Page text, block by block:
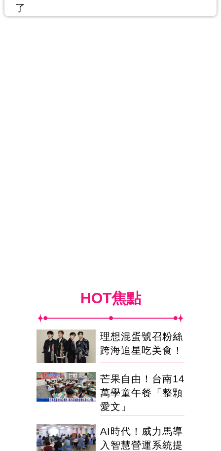
了
HOT焦點
理想混蛋號召粉絲
跨海追星吃美食！
芒果自由！台南14
萬學童午餐「整顆
愛文」
AI時代！威力馬導
入智慧營運系統提